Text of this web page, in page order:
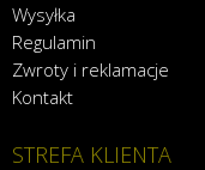
Wysyłka
Regulamin
Zwroty i reklamacje
Kontakt
STREFA KLIENTA